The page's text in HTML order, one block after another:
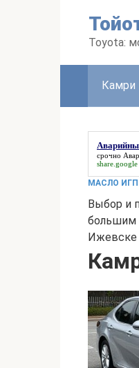
Toyota:
Камри
срочно
share.google
МАСЛО
Выбор и
большим
Ижевске